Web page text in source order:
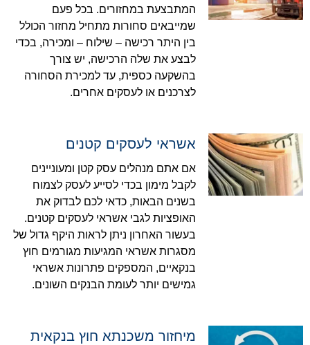
המתבצעת במחזורים. בכל פעם
שמייבאים סחורות מתחיל מחזור הכולל
בין היתר רכישה – שילוח – ומכירה, בכדי
לבצע את שלה הרכישה, יש צורך
בהשקעה כספית, עד למכירת הסחורה
לצרכנים או לעסקים אחרים.
אשראי לעסקים קטנים
אם אתם מנהלים עסק קטן ומעוניינים
לקבל מימון בכדי לסייע לעסק לצמוח
בשנים הבאות, כדאי לכם לבדוק את
האופציות לגבי אשראי לעסקים קטנים.
בעשור האחרון ניתן לראות היקף גדול של
מסגרות אשראי המגיעות מגורמים חוץ
בנקאיים, המספקים פתרונות אשראי
גמישים יותר לעומת הבנקים השונים.
מיחזור משכנתא חוץ בנקאית